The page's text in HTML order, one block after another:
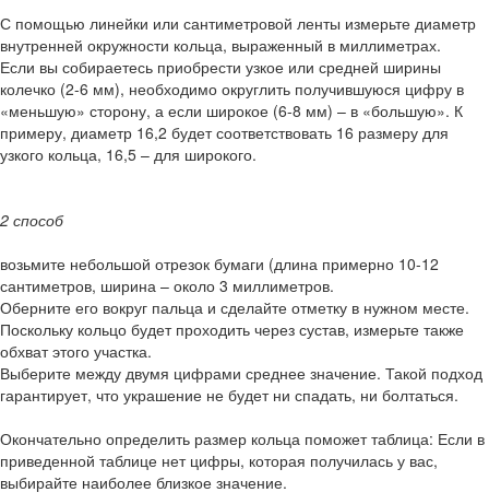
С помощью линейки или сантиметровой ленты измерьте диаметр
внутренней окружности кольца, выраженный в миллиметрах.
Если вы собираетесь приобрести узкое или средней ширины
колечко (2-6 мм), необходимо округлить получившуюся цифру в
«меньшую» сторону, а если широкое (6-8 мм) – в «большую». К
примеру, диаметр 16,2 будет соответствовать 16 размеру для
узкого кольца, 16,5 – для широкого.
2 способ
возьмите небольшой отрезок бумаги (длина примерно 10-12
сантиметров, ширина – около 3 миллиметров.
Оберните его вокруг пальца и сделайте отметку в нужном месте.
Поскольку кольцо будет проходить через сустав, измерьте также
обхват этого участка.
Выберите между двумя цифрами среднее значение. Такой подход
гарантирует, что украшение не будет ни спадать, ни болтаться.
Окончательно определить размер кольца поможет таблица: Если в
приведенной таблице нет цифры, которая получилась у вас,
выбирайте наиболее близкое значение.